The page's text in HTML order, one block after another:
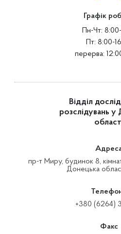
Графік
Пн-Чт:
Пт: 8:00-
перерва:
Відділ
розслідувань у
пр-т Миру, будинок 8,
Донецька
+380 (6264)
Факс